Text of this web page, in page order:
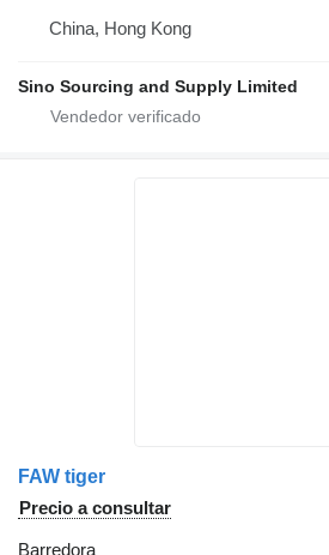
China, Hong Kong
Sino Sourcing and Supply Limited
FAW tiger
Precio a consultar
Barredora